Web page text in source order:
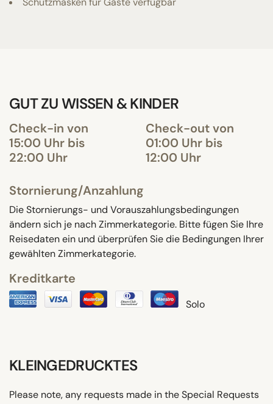
GUT ZU WISSEN & KINDER
Check-in von
15:00 Uhr bis
22:00 Uhr
Check-out von
01:00 Uhr bis
12:00 Uhr
Stornierung/Anzahlung
Die Stornierungs- und Vorauszahlungsbedingungen
ändern sich je nach Zimmerkategorie. Bitte fügen Sie Ihre
Reisedaten ein und überprüfen Sie die Bedingungen Ihrer
gewählten Zimmerkategorie.
Kreditkarte
Solo
KLEINGEDRUCKTES
Please note, any requests made in the Special Requests